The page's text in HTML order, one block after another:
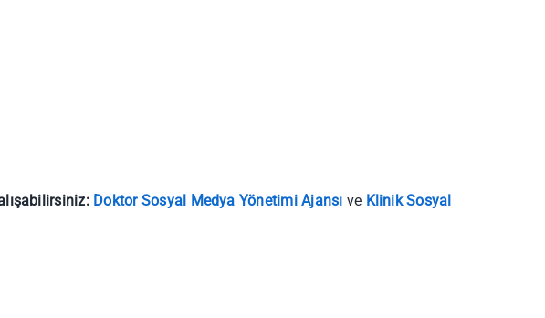
Doktor Sosyal Medya Yönetimi Ajansı ve Klinik Sosyal